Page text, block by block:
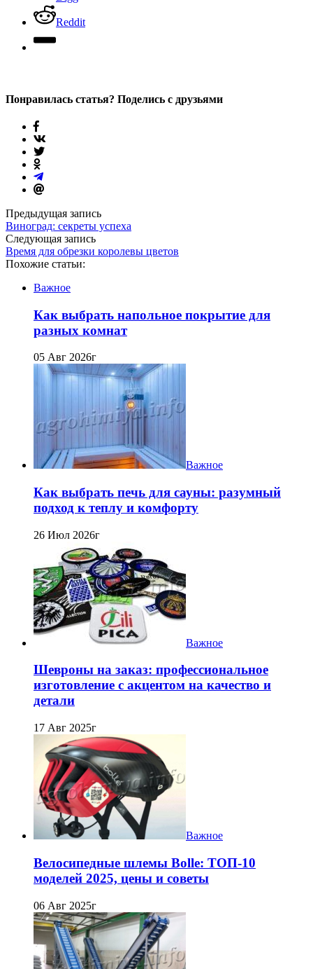
Reddit
Понравилась статья? Поделись с друзьями
Предыдущая запись
Виноград: секреты успеха
Следующая запись
Время для обрезки королевы цветов
Похожие статьи:
Важное
Как выбрать напольное покрытие для
разных комнат
05 Авг 2026г
Важное
Как выбрать печь для сауны: разумный
подход к теплу и комфорту
26 Июл 2026г
Важное
Шевроны на заказ: профессиональное
изготовление с акцентом на качество и
детали
17 Авг 2025г
Важное
Велосипедные шлемы Bolle: ТОП-10
моделей 2025, цены и советы
06 Авг 2025г